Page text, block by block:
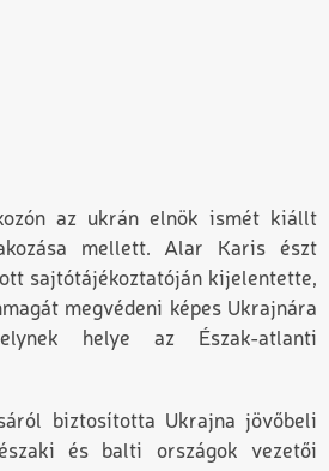
az ukrán elnök ismét kiállt
mellett. Alar Karis észt
sajtótájékoztatóján kijelentette,
megvédeni képes Ukrajnára
helye az Észak-atlanti
biztosította Ukrajna jövőbeli
és balti országok vezetői